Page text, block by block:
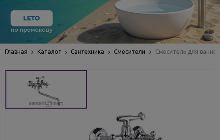
Главная Каталог Сантехника Смесители Смеситель для